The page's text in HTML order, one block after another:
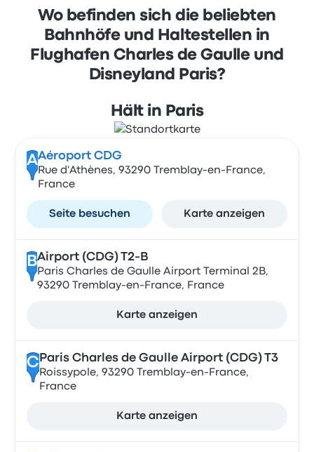
Wo befinden sich die beliebten
Bahnhöfe und Haltestellen in
Flughafen Charles de Gaulle und
Disneyland Paris?
Hält in Paris
AAéroport CDG
Rue d'Athènes, 93290 Tremblay-en-France,
France
Seite besuchen Karte anzeigen
BAirport (CDG) T2-B
Paris Charles de Gaulle Airport Terminal 2B,
93290 Tremblay-en-France, France
Karte anzeigen
CParis Charles de Gaulle Airport (CDG) T3
Roissypole, 93290 Tremblay-en-France,
France
Karte anzeigen